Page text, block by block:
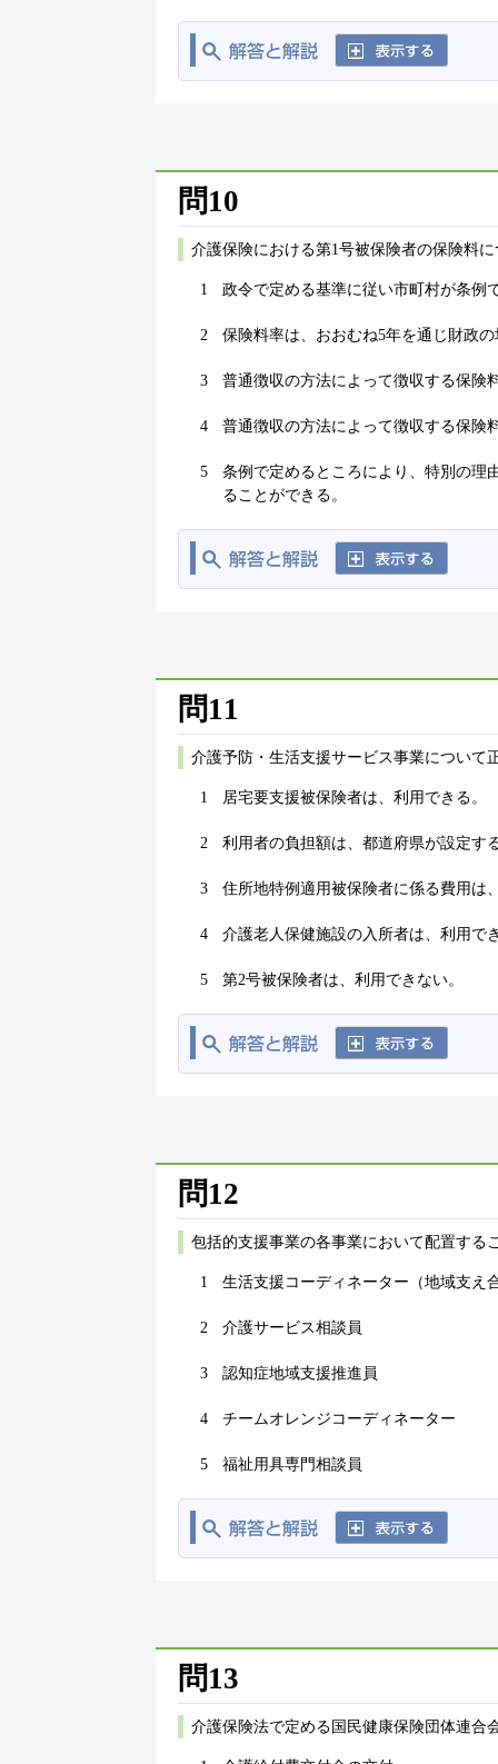
問10
介護保険における第1号被保険者の保険料
1 政令で定める基準に従い市町村が条例
2 保険料率は、おおむね5年を通じ財政
3 普通徴収の方法によって徴収する保険
4 普通徴収の方法によって徴収する保険
5
条例で定めるところにより、特別の理
ることができる。
問11
介護予防・生活支援サービス事業について
1 居宅要支援被保険者は、利用できる。
2 利用者の負担額は、都道府県が設定す
3 住所地特例適用被保険者に係る費用は
4 介護老人保健施設の入所者は、利用で
5 第2号被保険者は、利用できない。
問12
包括的支援事業の各事業において配置する
1 生活支援コーディネーター（地域支え
2 介護サービス相談員
3 認知症地域支援推進員
4 チームオレンジコーディネーター
5 福祉用具専門相談員
問13
介護保険法で定める国民健康保険団体連合